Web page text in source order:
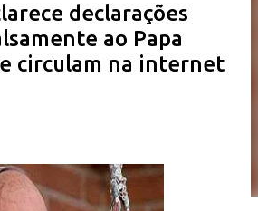
declarações
ao Papa
circulam na internet